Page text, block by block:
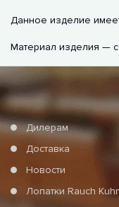
Данное изделие
Материал изделия —
Дилерам
Доставка
Новости
Лопатки Rauch